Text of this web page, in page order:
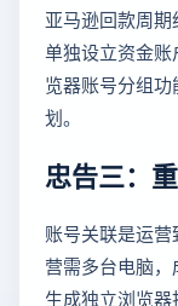
亚马逊回款周
单独设立资金
览器账号分组
划。
忠告三：
账号关联是运
营需多台电脑
生成独立浏览器